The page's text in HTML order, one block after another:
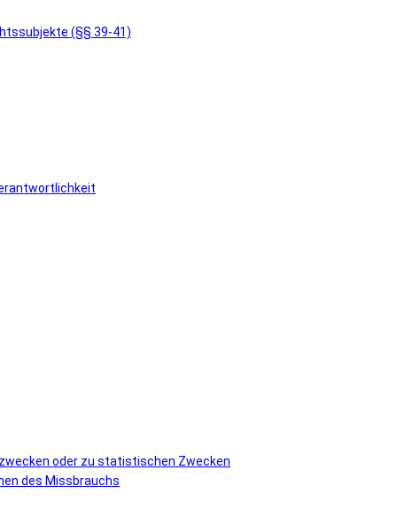
(§§ 39-41)
oder zu statistischen Zwecken
des Missbrauchs